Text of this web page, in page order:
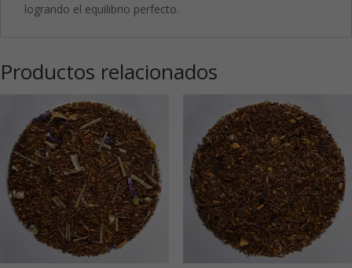
logrando el equilibrio perfecto.
Productos relacionados